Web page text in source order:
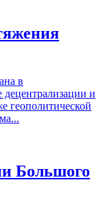
в
и
геополитической
Большого